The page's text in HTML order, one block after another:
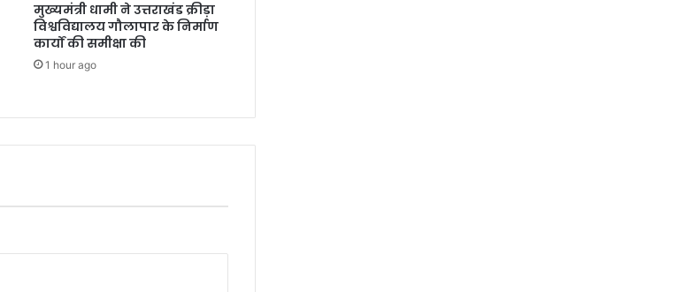
मुख्यमंत्री धामी ने उत्तराखंड क्रीड़ा
विश्वविद्यालय गौलापार के निर्माण
कार्यों की समीक्षा की
1 hour ago